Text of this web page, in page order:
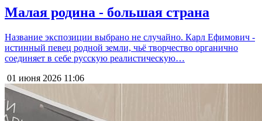
Малая родина - большая страна
Название экспозиции выбрано не случайно. Карл Ефимович -
истинный певец родной земли, чьё творчество органично
соединяет в себе русскую реалистическую…
01 июня 2026 11:06